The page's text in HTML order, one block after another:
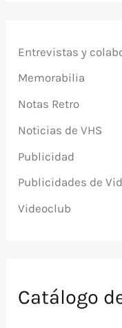
Entrevistas y
Memorabilia
Notas Retro
Noticias de VHS
Publicidad
Publicidades de
Videoclub
Catálogo